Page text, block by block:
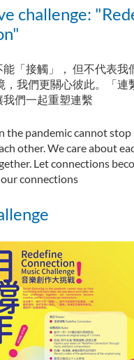
challenge:
「接觸」， 但不代表我
，我們更關心彼此。「連
們一起重塑連繫
the pandemic cannot stop
other. We care about
Let connections
connections